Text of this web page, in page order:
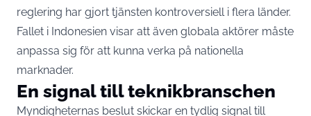
reglering har gjort tjänsten kontroversiell i flera länder.
Fallet i Indonesien visar att även globala aktörer måste
anpassa sig för att kunna verka på nationella
marknader.
En signal till teknikbranschen
Myndigheternas beslut skickar en tydlig signal till